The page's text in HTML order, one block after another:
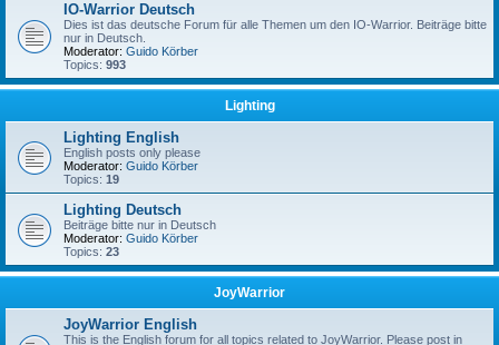
IO-Warrior Deutsch
Dies ist das deutsche Forum für alle Themen um den IO-Warrior. Beiträge bitte
nur in Deutsch.
Moderator: Guido Körber
Topics: 993
Lighting
Lighting English
English posts only please
Moderator: Guido Körber
Topics: 19
Lighting Deutsch
Beiträge bitte nur in Deutsch
Moderator: Guido Körber
Topics: 23
JoyWarrior
JoyWarrior English
This is the English forum for all topics related to JoyWarrior. Please post in